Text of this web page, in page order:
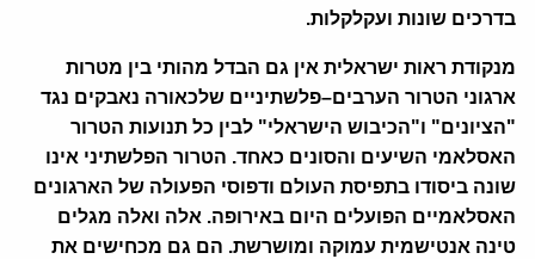
בדרכים שונות ועקלקלות.
מנקודת ראות ישראלית אין גם הבדל מהותי בין מטרות
ארגוני הטרור הערבים–פלשתיניים שלכאורה נאבקים נגד
"הציונים" ו"הכיבוש הישראלי" לבין כל תנועות הטרור
האסלאמי השיעים והסונים כאחד. הטרור הפלשתיני אינו
שונה ביסודו בתפיסת העולם ודפוסי הפעולה של הארגונים
האסלאמיים הפועלים היום באירופה. אלה ואלה מגלים
טינה אנטישמית עמוקה ומושרשת. הם גם מכחישים את